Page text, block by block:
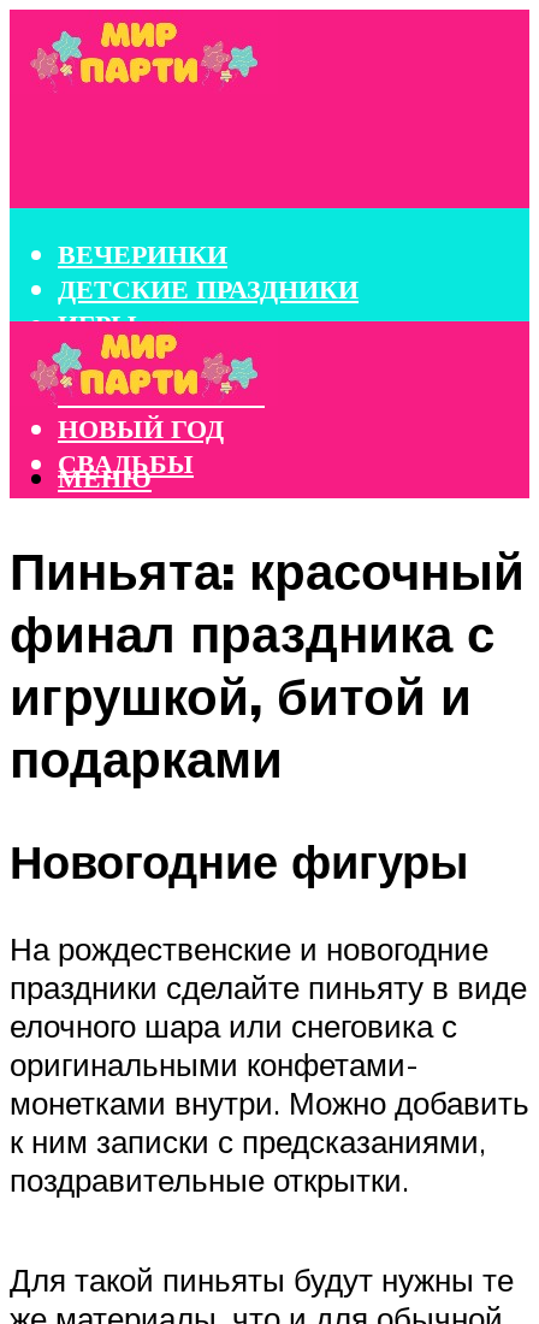
ВЕЧЕРИНКИ
ДЕТСКИЕ ПРАЗДНИКИ
ИГРЫ
КОНКУРСЫ
КОРПОРАТИВЫ
НОВЫЙ ГОД
СВАДЬБЫ
МЕНЮ
Пиньята: красочный
финал праздника с
игрушкой, битой и
подарками
Новогодние фигуры
На рождественские и новогодние
праздники сделайте пиньяту в виде
елочного шара или снеговика с
оригинальными конфетами-
монетками внутри. Можно добавить
к ним записки с предсказаниями,
поздравительные открытки.
Для такой пиньяты будут нужны те